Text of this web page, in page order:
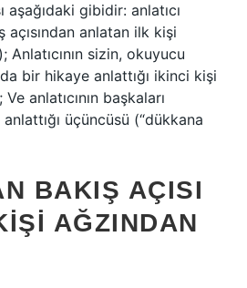
aşağıdaki gibidir: anlatıcı
açısından anlatan ilk kişi
Anlatıcının sizin, okuyucu
bir hikaye anlattığı ikinci kişi
anlatıcının başkaları
üçüncüsü (“dükkana
BAKIŞ AÇISI
AĞZINDAN